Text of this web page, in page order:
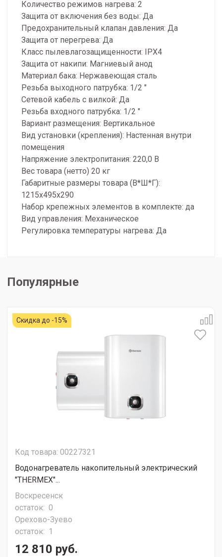
Количество режимов нагрева: 2
Защита от включения без воды: Да
Предохранительный клапан давления: Да
Защита от перегрева: Да
Класс пылевлагозащищенности: IPX4
Защита от накипи: Магниевый анод
Материал бака: Нержавеющая сталь
Резьба выходного патрубка: 1/2 "
Сетевой кабель с вилкой: Да
Резьба входного патрубка: 1/2 "
Вариант размещения: Вертикальное
Вид установки (крепления): Настенная внутри
помещения
Напряжение электропитания: 220,0 В
Вес товара (нетто) 20 кг
Габаритные размеры товара (В*Ш*Г):
1215x495x290
Набор крепежных элементов в комплекте: да
Вид управления: Механическое
Регулировка температуры нагрева: Да
Популярные
Скидка до -15%
Код товара: 00227321
Водонагреватель накопительный электрический
"THERMEX"...
Воскресенск
остаток: 0
Орехово-Зуево
остаток: 1
12 810 руб.